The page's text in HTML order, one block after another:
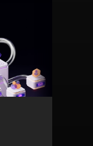
eine